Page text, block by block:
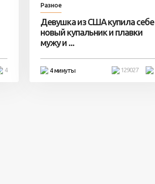
4
Разное
Девушка из США купила себе
новый купальник и плавки
мужу и ...
4 минуты 129027